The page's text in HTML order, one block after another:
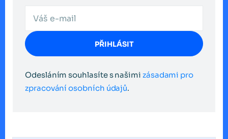
PŘIHLÁSIT
Odesláním souhlasíte s našimi zásadami pro
zpracování osobních údajů.